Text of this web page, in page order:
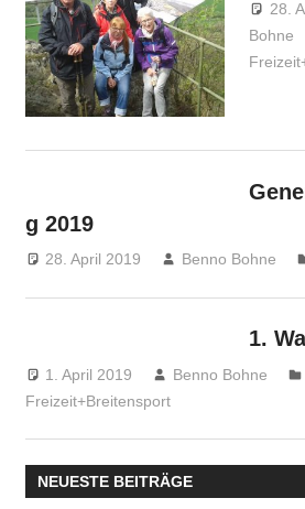
28.
Bohne
g 2019
28. April 2019 Benno Bohne
1.
1. April 2019 Benno Bohne
Freizeit+Breitensport
NEUESTE BEITRÄGE